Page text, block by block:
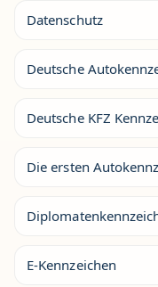
Datenschutz
Deutsche
Deutsche KFZ
Die ersten
E-Kennzeichen